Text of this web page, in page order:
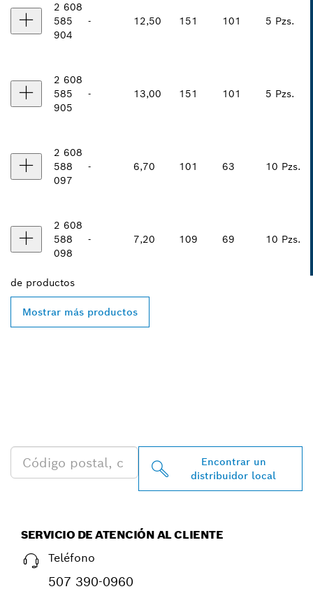
2 608
585
904
- 12,50 151 101 5 Pzs.
2 608
585
905
- 13,00 151 101 5 Pzs.
2 608
588
097
- 6,70 101 63 10 Pzs.
2 608
588
098
- 7,20 109 69 10 Pzs.
de productos
Mostrar más productos
Encontrar un
distribuidor local
SERVICIO DE ATENCIÓN AL CLIENTE
Teléfono
507 390-0960